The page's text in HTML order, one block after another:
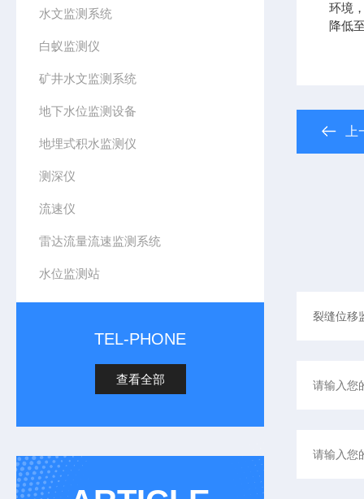
水文监测系统
白蚁监测仪
矿井水文监测系统
地下水位监测设备
地埋式积水监测仪
测深仪
流速仪
雷达流量流速监测系统
水位监测站
TEL-PHONE
查看全部
环境
降低